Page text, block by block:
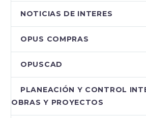
NOTICIAS DE INTERES
OPUS COMPRAS
OPUSCAD
PLANEACIÓN Y CONTROL
OBRAS Y PROYECTOS